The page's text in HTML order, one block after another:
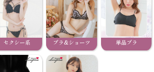
セクシー系 ブラ&ショーツ 単品ブラ